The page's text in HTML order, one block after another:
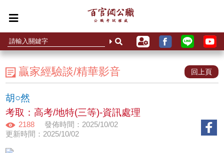
贏家經驗談/精華影音 回上頁
胡○然
考取：高考/地特(三等)-資訊處理
2188
發佈時間：2025/10/02
更新時間：2025/10/02